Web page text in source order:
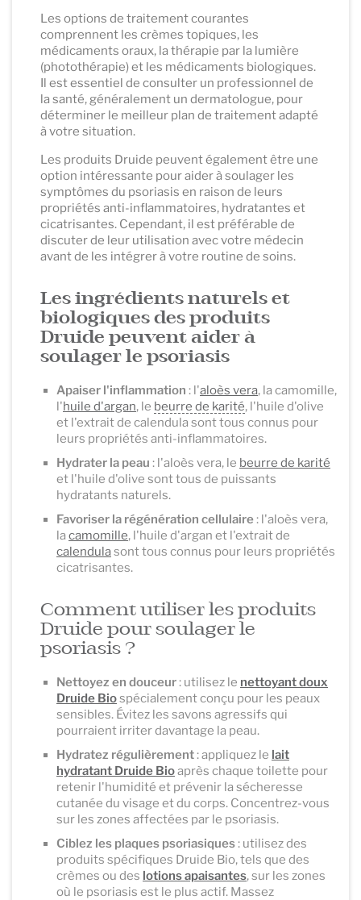
Les options de traitement courantes
comprennent les crèmes topiques, les
médicaments oraux, la thérapie par la lumière
(photothérapie) et les médicaments biologiques.
Il est essentiel de consulter un professionnel de
la santé, généralement un dermatologue, pour
déterminer le meilleur plan de traitement adapté
à votre situation.
Les produits Druide peuvent également être une
option intéressante pour aider à soulager les
symptômes du psoriasis en raison de leurs
propriétés anti-inflammatoires, hydratantes et
cicatrisantes. Cependant, il est préférable de
discuter de leur utilisation avec votre médecin
avant de les intégrer à votre routine de soins.
Les ingrédients naturels et
biologiques des produits
Druide peuvent aider à
soulager le psoriasis
Apaiser l'inflammation : l'aloès vera, la camomille,
l'huile d'argan, le beurre de karité, l'huile d'olive
et l'extrait de calendula sont tous connus pour
leurs propriétés anti-inflammatoires.
Hydrater la peau : l'aloès vera, le beurre de karité
et l'huile d'olive sont tous de puissants
hydratants naturels.
Favoriser la régénération cellulaire: l'aloès vera,
la camomille, l'huile d'argan et l'extrait de
calendula sont tous connus pour leurs propriétés
cicatrisantes.
Comment utiliser les produits
Druide pour soulager le
psoriasis ?
Nettoyez en douceur: utilisez le nettoyant doux
Druide Biospécialement conçu pour les peaux
sensibles. Évitez les savons agressifs qui
pourraient irriter davantage la peau.
Hydratez régulièrement: appliquez le lait
hydratant Druide Bioaprès chaque toilette pour
retenir l'humidité et prévenir la sécheresse
cutanée du visage et du corps. Concentrez-vous
sur les zones affectées par le psoriasis.
Ciblez les plaques psoriasiques: utilisez des
produits spécifiques Druide Bio, tels que des
crèmes ou des lotions apaisantes, sur les zones
où le psoriasis est le plus actif. Massez